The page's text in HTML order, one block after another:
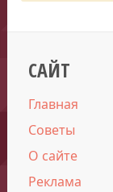
САЙТ
Главная
Советы
О сайте
Реклама